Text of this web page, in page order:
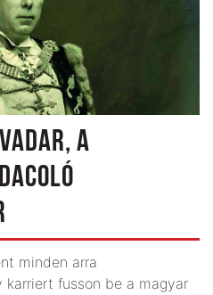
A
minden arra
fusson be a magyar